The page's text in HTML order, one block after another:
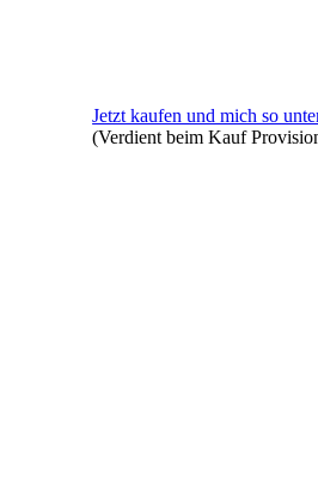
Jetzt kaufen und mich so
(Verdient beim Kauf